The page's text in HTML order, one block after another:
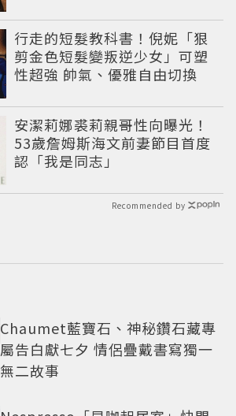
行走的短髮教科書！倪妮「狠
剪金色短髮變叛逆少女」可塑
性超強 帥氣、優雅自由切換
安潔莉娜裘莉親哥性向曝光！
53歲詹姆斯海文前妻節目首度
認「我是同志」
Recommended by
Chaumet藍寶石、神秘鑽石藏專
屬告白獻七夕 情侶疊戴書寫獨一
無二故事